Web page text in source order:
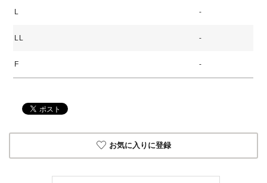
L -
LL -
F -
お気に入りに登録